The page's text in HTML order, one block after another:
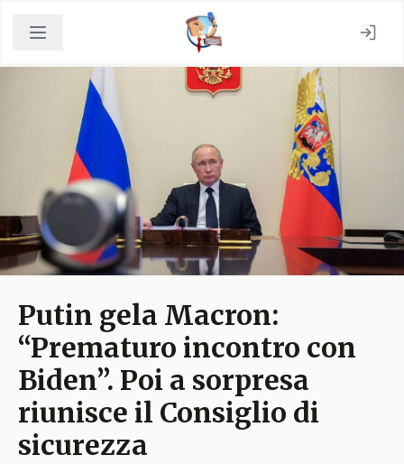
Putin gela Macron:
“Prematuro incontro con
Biden”. Poi a sorpresa
riunisce il Consiglio di
sicurezza